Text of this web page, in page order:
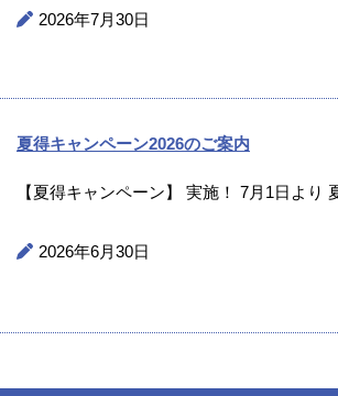
2026年7月30日
夏得キャンペーン2026のご案内
【夏得キャンペーン】 実施！ 7月1日よ
2026年6月30日